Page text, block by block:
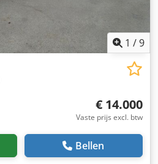
1 /9
€ 14.000
Vaste prijs excl. btw
Bellen